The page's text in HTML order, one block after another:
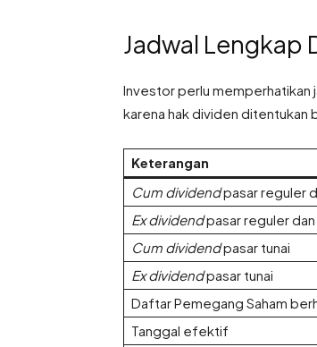
Jadwal Lengkap
Investor perlu memperhatikan
karena hak dividen ditentukan
Keterangan
Cum dividendpasar reguler
Ex dividendpasar reguler
Cum dividendpasar tunai
Ex dividendpasar tunai
Daftar Pemegang Saham
Tanggal efektif